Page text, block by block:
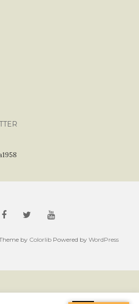
by ColorlibPowered by WordPress